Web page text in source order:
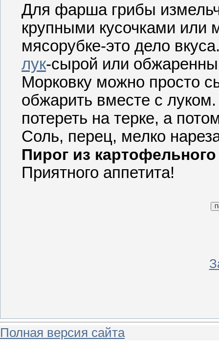
Для фарша грибы
крупными кусочками или
мясорубке-это дело
лук-сырой или
Морковку можно просто
обжарить вместе с
потереть на терке, а
Соль, перец, мелко
Пирог из картофельного
Приятного аппетита!
Полная версия сайта